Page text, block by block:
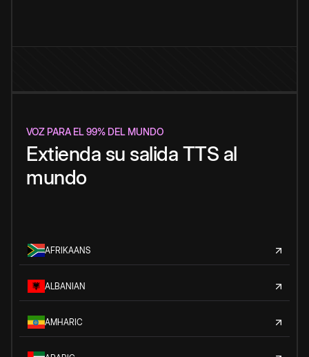
VOZ PARA EL 99% DEL MUNDO
Extienda su salida TTS al
mundo
AFRIKAANS
ALBANIAN
AMHARIC